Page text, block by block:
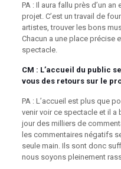
PA : Il aura fallu près d’un
projet. C’est un travail de
artistes, trouver les bons
Chacun a une place précise
spectacle.
CM : L’accueil du public
vous des retours sur le
PA : L’accueil est plus que
venir voir ce spectacle et il
jour des milliers de
les commentaires négatifs
seule main. Ils sont donc
nous soyons pleinement